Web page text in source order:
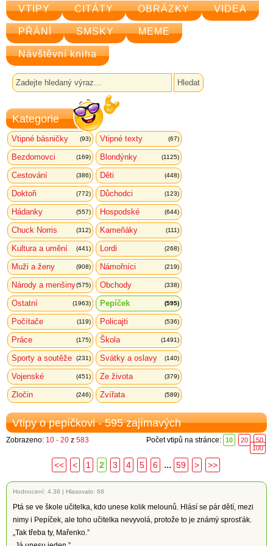
VTIPY CITÁTY OBRÁZKY VIDEA
PŘÁNÍ SMSKY MEME
Návštěvní kniha
Kategorie
Vtipné básničky (93) Vtipné texty (67)
Bezdomovci (169) Blondýnky (1125)
Cestování (386) Děti (448)
Doktoři (772) Důchodci (123)
Hádanky (557) Hospodské (644)
Chuck Norris (312) Kameňáky (111)
Kultura a umění (441) Lordi (268)
Muži a ženy (908) Námořníci (219)
Národy a menšiny(575) Obchody (338)
Ostatní (1963) Pepíček (595)
Počítače (119) Policajti (536)
Práce (175) Škola (1491)
Sporty a soutěže (231) Svátky a oslavy (140)
Vojenské (451) Ze života (379)
Zločin (246) Zvířata (589)
Vtipy o pepíčkovi - 595 zajímavých
Zobrazeno: 10 - 20 z 583 Počet vtipů na stránce: 10 20
50
100
<< < 1 2 3 4 5 6 ... 59 > >>
Hodnocení: 4.38 | Hlasovalo: 68
Ptá se ve škole učitelka, kdo unese kolik melounů. Hlásí se pár dětí, mezi
nimy i Pepíček, ale toho učitelka nevyvolá, protože to je známý sprosťák.
„Tak třeba ty, Mařenko.”